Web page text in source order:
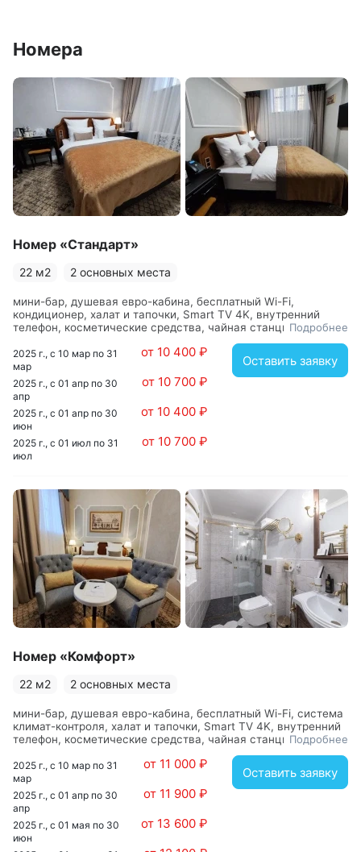
галереи и Академической галереи.
При заезде наши гости получают получают сувениры и
комплименты, а каждый ребенок до 13 лет получает
подарочный пакет с раскраской, карандашами,
открыткой, детским гигиеническим набором и
детскими тапочками. По субботам наши гости могут
абсолютно бесплатно насладиться игрой музыканта на
саксофоне или другими вечерними активностями в
лобби отеля.
Номера
Номер «Стандарт»
22 м2 2 основных места
мини-бар, душевая евро-кабина, бесплатный Wi-Fi,
кондиционер, халат и тапочки, Smart TV 4K, внутренний
телефон, косметические средства, чайная станция, сейф,
Подробнее
2025 г., с 10 мар по 31
мар
от 10 400 ₽
2025 г., с 01 апр по 30
апр
от 10 700 ₽
2025 г., с 01 апр по 30
июн
от 10 400 ₽
2025 г., с 01 июл по 31
июл
от 10 700 ₽
Оставить заявку
Номер «Комфорт»
22 м2 2 основных места
мини-бар, душевая евро-кабина, бесплатный Wi-Fi, система
климат-контроля, халат и тапочки, Smart TV 4K, внутренний
телефон, косметические средства, чайная станция,
обслуживание номеров, гостиная зона
Подробнее
2025 г., с 10 мар по 31
мар
от 11 000 ₽
2025 г., с 01 апр по 30
апр
от 11 900 ₽
2025 г., с 01 мая по 30
июн
от 13 600 ₽
Оставить заявку